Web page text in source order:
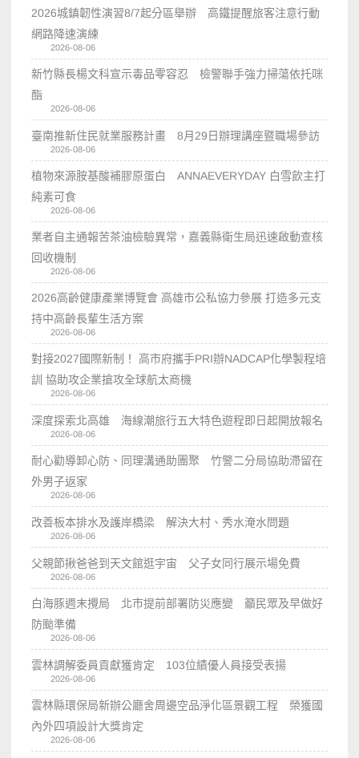
2026城鎮韌性演習8/7起分區舉辦 高鐵提醒旅客注意行動
網路降速演練
2026-08-06
新竹縣長楊文科宣示毒品零容忍 檢警聯手強力掃蕩依托咪
酯
2026-08-06
臺南推新住民就業服務計畫 8月29日辦理講座暨職場參訪
2026-08-06
植物來源胺基酸補膠原蛋白 ANNAEVERYDAY 白雪飲主打
純素可食
2026-08-06
業者自主通報苦茶油檢驗異常，嘉義縣衛生局迅速啟動查核
回收機制
2026-08-06
2026高齡健康產業博覽會 高雄市公私協力參展 打造多元支
持中高齡長輩生活方案
2026-08-06
對接2027國際新制！ 高市府攜手PRI辦NADCAP化學製程培
訓 協助攻企業搶攻全球航太商機
2026-08-06
深度探索北高雄 海線潮旅行五大特色遊程即日起開放報名
2026-08-06
耐心勸導卸心防、同理溝通助團聚 竹警二分局協助滯留在
外男子返家
2026-08-06
改善板本排水及護岸橋梁 解決大村、秀水淹水問題
2026-08-06
父親節揪爸爸到天文館逛宇宙 父子女同行展示場免費
2026-08-06
白海豚週末攪局 北市提前部署防災應變 籲民眾及早做好
防颱準備
2026-08-06
雲林調解委員貢獻獲肯定 103位績優人員接受表揚
2026-08-06
雲林縣環保局新辦公廳舍周邊空品淨化區景觀工程 榮獲國
內外四項設計大獎肯定
2026-08-06